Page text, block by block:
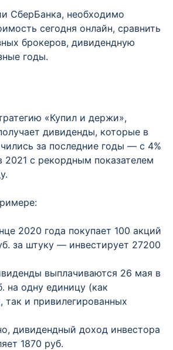
СберБанка, необходимо
сегодня онлайн, сравнить
брокеров, дивидендную
годы.
«Купил и держи»,
дивиденды, которые в
за последние годы — с 4%
2021 с рекордным показателем
2020 года покупает 100 акций
за штуку — инвестирует 27200
выплачиваются 26 мая в
на одну единицу (как
так и привилегированных
дивидендный доход инвестора
1870 руб.